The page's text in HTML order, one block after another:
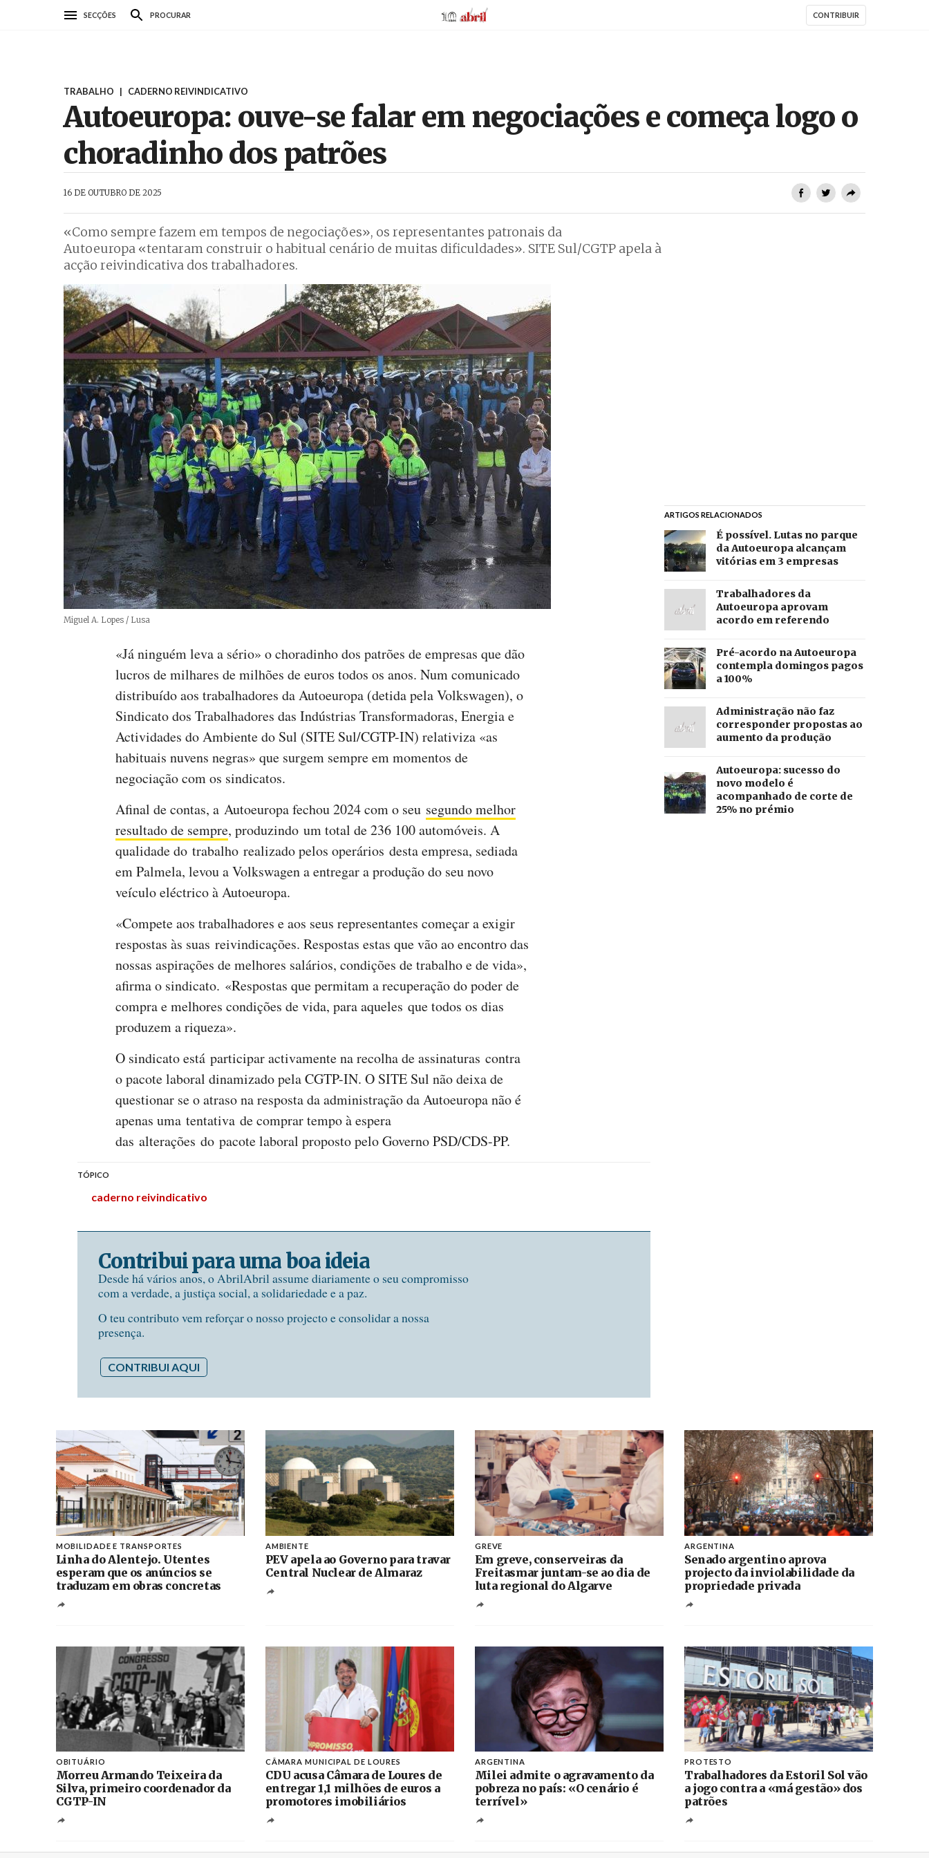
SECÇÕES PROCURAR AbrilAbril CONTRIBUIR
TRABALHO | CADERNO REIVINDICATIVO
Autoeuropa: ouve-se falar em negociações e começa logo o
choradinho dos patrões
16 DE OUTUBRO DE 2025
«Como sempre fazem em tempos de negociações», os representantes patronais da
Autoeuropa «tentaram construir o habitual cenário de muitas dificuldades». SITE Sul/CGTP apela à
acção reivindicativa dos trabalhadores.
Créditos
Miguel A. Lopes / Lusa
«Já ninguém leva a sério» o choradinho dos patrões de empresas que dão
lucros de milhares de milhões de euros todos os anos. Num comunicado
distribuído aos trabalhadores da Autoeuropa (detida pela Volkswagen), o
Sindicato dos Trabalhadores das Indústrias Transformadoras, Energia e
Actividades do Ambiente do Sul (SITE Sul/CGTP-IN) relativiza «as
habituais nuvens negras» que surgem sempre em momentos de
negociação com os sindicatos.
Afinal de contas, a Autoeuropa fechou 2024 com o seu segundo melhor
resultado de sempre, produzindo um total de 236 100 automóveis. A
qualidade do trabalho realizado pelos operários desta empresa, sediada
em Palmela, levou a Volkswagen a entregar a produção do seu novo
veículo eléctrico à Autoeuropa.
«Compete aos trabalhadores e aos seus representantes começar a exigir
respostas às suas reivindicações. Respostas estas que vão ao encontro das
nossas aspirações de melhores salários, condições de trabalho e de vida»,
afirma o sindicato. «Respostas que permitam a recuperação do poder de
compra e melhores condições de vida, para aqueles que todos os dias
produzem a riqueza».
O sindicato está participar activamente na recolha de assinaturas contra
o pacote laboral dinamizado pela CGTP-IN. O SITE Sul não deixa de
questionar se o atraso na resposta da administração da Autoeuropa não é
apenas uma tentativa de comprar tempo à espera
das alterações do pacote laboral proposto pelo Governo PSD/CDS-PP.
TÓPICO
caderno reivindicativo
Contribui para uma boa ideia
Desde há vários anos, o AbrilAbril assume diariamente o seu compromisso
com a verdade, a justiça social, a solidariedade e a paz.
O teu contributo vem reforçar o nosso projecto e consolidar a nossa
presença.
CONTRIBUI AQUI
ARTIGOS RELACIONADOS
É possível. Lutas no parque
da Autoeuropa alcançam
vitórias em 3 empresas
Trabalhadores da
Autoeuropa aprovam
acordo em referendo
Pré-acordo na Autoeuropa
contempla domingos pagos
a 100%
Administração não faz
corresponder propostas ao
aumento da produção
Autoeuropa: sucesso do
novo modelo é
acompanhado de corte de
25% no prémio
MOBILIDADE E TRANSPORTES
Linha do Alentejo. Utentes
esperam que os anúncios se
traduzam em obras concretas
AMBIENTE
PEV apela ao Governo para travar
Central Nuclear de Almaraz
GREVE
Em greve, conserveiras da
Freitasmar juntam-se ao dia de
luta regional do Algarve
ARGENTINA
Senado argentino aprova
projecto da inviolabilidade da
propriedade privada
OBITUÁRIO
Morreu Armando Teixeira da
Silva, primeiro coordenador da
CGTP-IN
CÂMARA MUNICIPAL DE LOURES
CDU acusa Câmara de Loures de
entregar 1,1 milhões de euros a
promotores imobiliários
ARGENTINA
Milei admite o agravamento da
pobreza no país: «O cenário é
terrível»
PROTESTO
Trabalhadores da Estoril Sol vão
a jogo contra a «má gestão» dos
patrões